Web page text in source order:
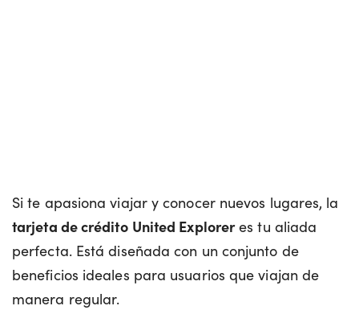
Si te apasiona viajar y conocer nuevos lugares, la
tarjeta de crédito United Exploreres tu aliada
perfecta. Está diseñada con un conjunto de
beneficios ideales para usuarios que viajan de
manera regular.